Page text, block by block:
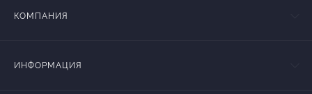
КОМПАНИЯ
ИНФОРМАЦИЯ